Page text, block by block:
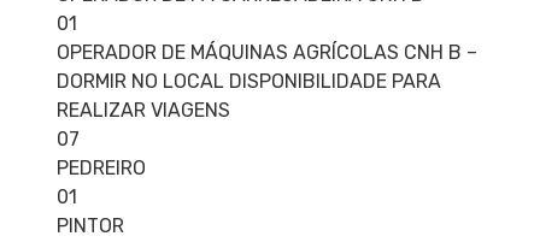
01
OPERADOR DE MÁQUINAS AGRÍCOLAS CNH B –
DORMIR NO LOCAL DISPONIBILIDADE PARA
REALIZAR VIAGENS
07
PEDREIRO
01
PINTOR